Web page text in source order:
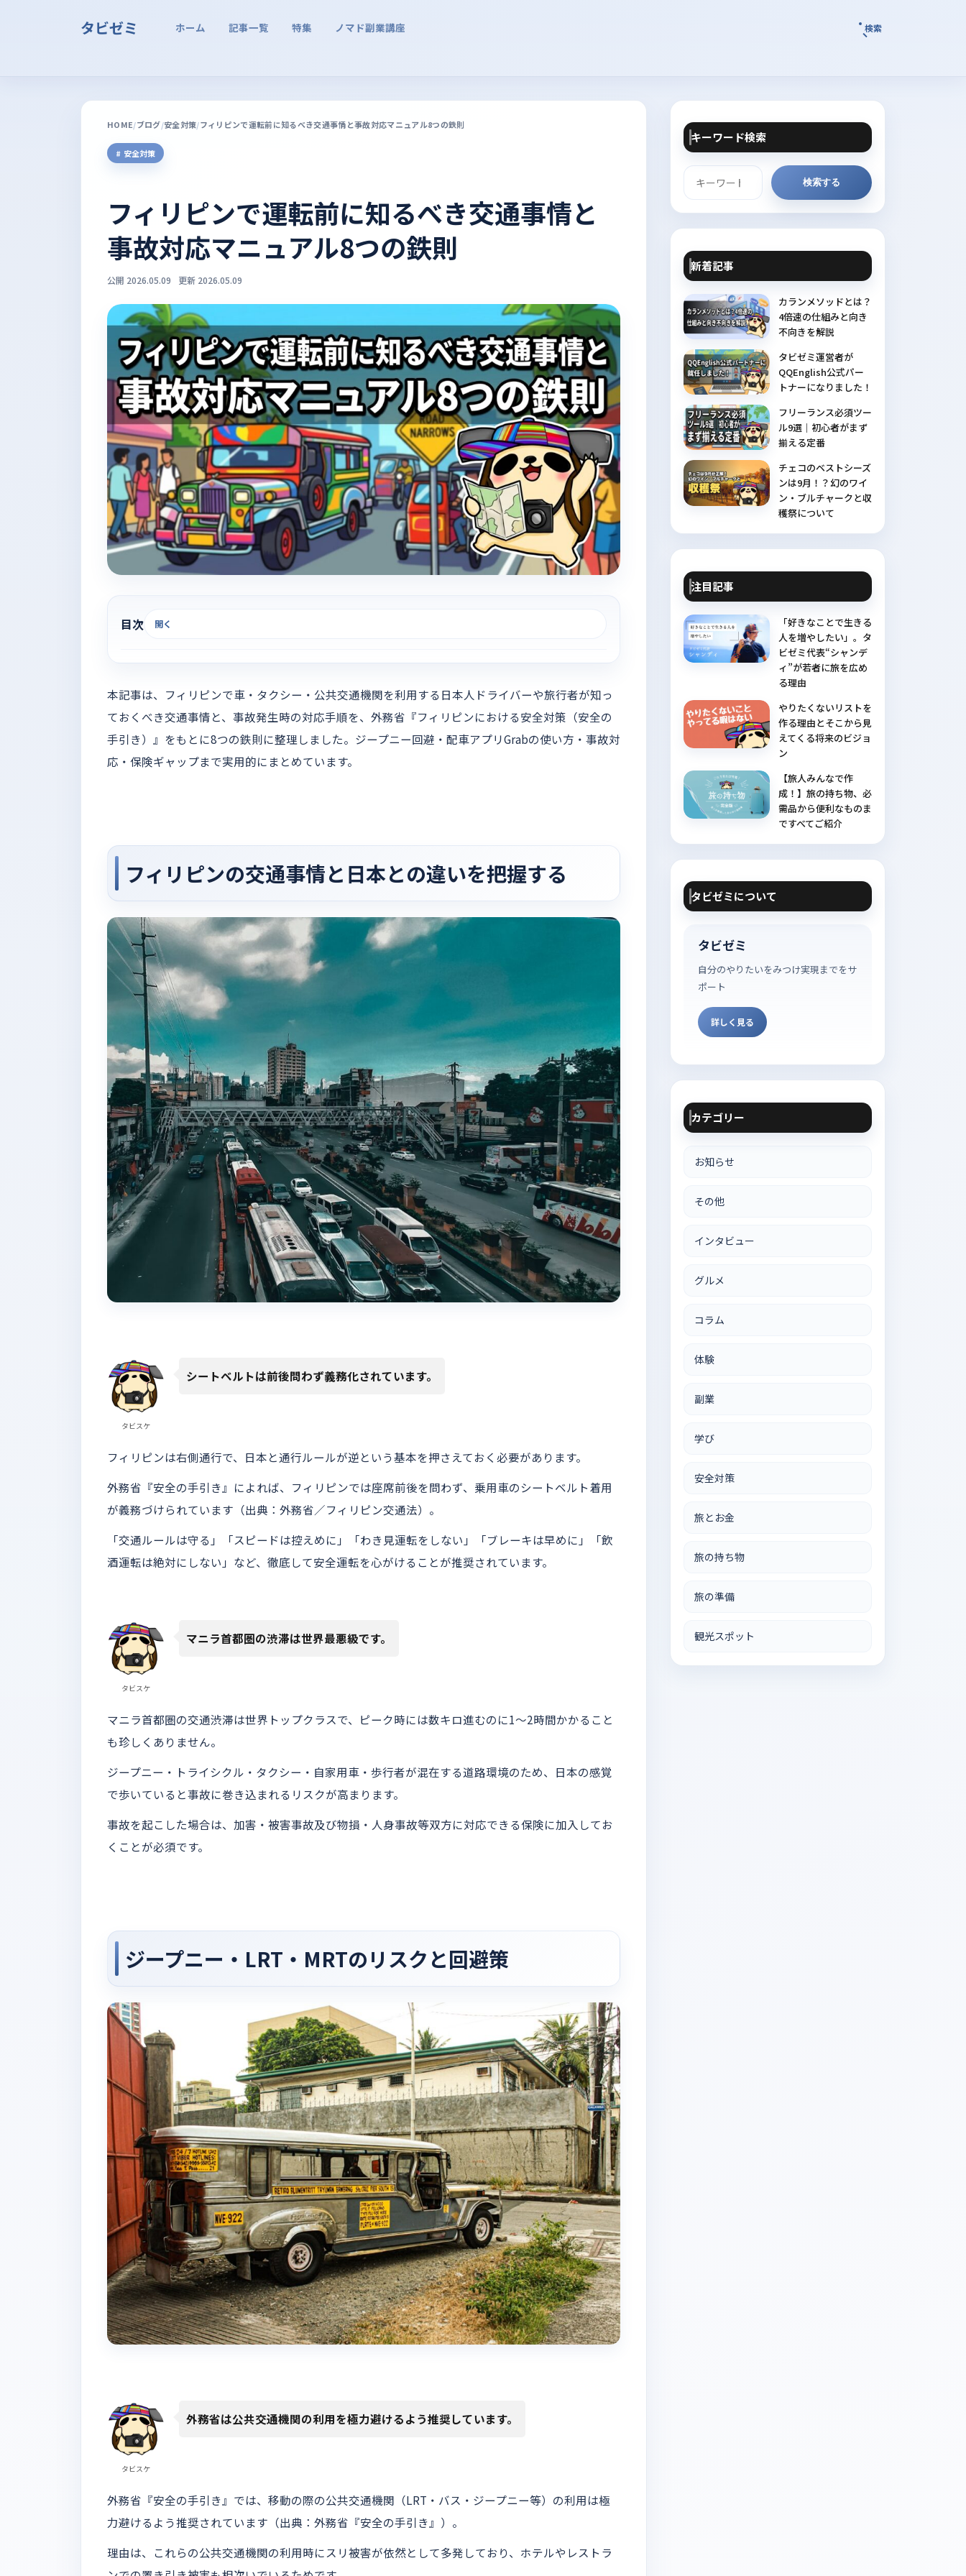
タビゼミ ホーム 記事一覧 特集 ノマド副業講座 検索
HOME ブログ 安全対策 フィリピンで運転前に知るべき交通事情と事故対応マニュアル8つの鉄則
安全対策
フィリピンで運転前に知るべき交通事情と
事故対応マニュアル8つの鉄則
公開 2026.05.09 更新 2026.05.09
目次 開く
本記事は、フィリピンで車・タクシー・公共交通機関を利用する日本人ドライバーや旅行者が知っ
ておくべき交通事情と、事故発生時の対応手順を、外務省『フィリピンにおける安全対策（安全の
手引き）』をもとに8つの鉄則に整理しました。ジープニー回避・配車アプリGrabの使い方・事故対
応・保険ギャップまで実用的にまとめています。
フィリピンの交通事情と日本との違いを把握する
タビスケ
シートベルトは前後問わず義務化されています。
フィリピンは右側通行で、日本と通行ルールが逆という基本を押さえておく必要があります。
外務省『安全の手引き』によれば、フィリピンでは座席前後を問わず、乗用車のシートベルト着用
が義務づけられています（出典：外務省／フィリピン交通法）。
「交通ルールは守る」「スピードは控えめに」「わき見運転をしない」「ブレーキは早めに」「飲
酒運転は絶対にしない」など、徹底して安全運転を心がけることが推奨されています。
タビスケ
マニラ首都圏の渋滞は世界最悪級です。
マニラ首都圏の交通渋滞は世界トップクラスで、ピーク時には数キロ進むのに1〜2時間かかること
も珍しくありません。
ジープニー・トライシクル・タクシー・自家用車・歩行者が混在する道路環境のため、日本の感覚
で歩いていると事故に巻き込まれるリスクが高まります。
事故を起こした場合は、加害・被害事故及び物損・人身事故等双方に対応できる保険に加入してお
くことが必須です。
ジープニー・LRT・MRTのリスクと回避策
タビスケ
外務省は公共交通機関の利用を極力避けるよう推奨しています。
外務省『安全の手引き』では、移動の際の公共交通機関（LRT・バス・ジープニー等）の利用は極
力避けるよう推奨されています（出典：外務省『安全の手引き』）。
理由は、これらの公共交通機関の利用時にスリ被害が依然として多発しており、ホテルやレストラ
キーワード検索
検
検索する
新着記事
カランメソッドとは？
4倍速の仕組みと向き
不向きを解説
タビゼミ運営者が
QQEnglish公式パー
トナーになりました！
フリーランス必須ツー
ル9選｜初心者がまず
揃える定番
チェコのベストシーズ
ンは9月！？幻のワイ
ン・ブルチャークと収
穫祭について
注目記事
「好きなことで生きる
人を増やしたい」。タ
ビゼミ代表“シャンデ
ィ”が若者に旅を広め
る理由
やりたくないリストを
作る理由とそこから見
えてくる将来のビジョ
ン
【旅人みんなで作
成！】旅の持ち物、必
需品から便利なものま
ですべてご紹介
タビゼミについて
タビゼミ
自分のやりたいをみつけ実現までをサ
ポート
詳しく見る
カテゴリー
お知らせ
その他
インタビュー
グルメ
コラム
体験
副業
学び
安全対策
旅とお金
旅の持ち物
旅の準備
観光スポット